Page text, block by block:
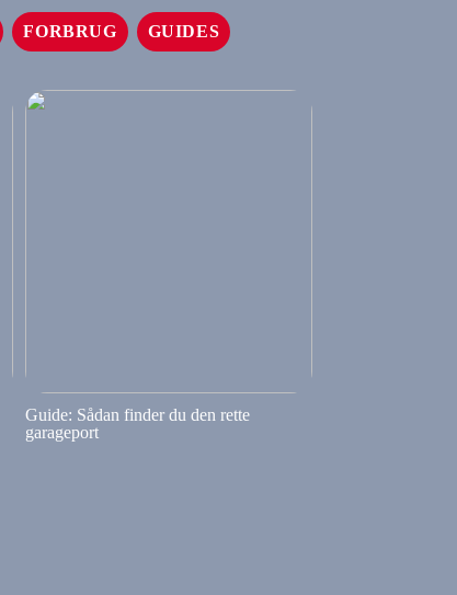
FORBRUG GUIDES
Guide: Sådan finder du den rette
garageport